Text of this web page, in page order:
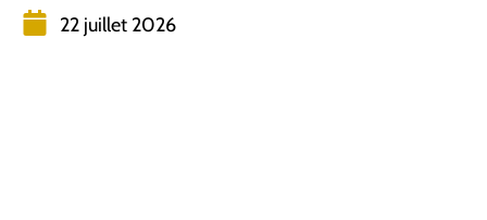
22 juillet 2026